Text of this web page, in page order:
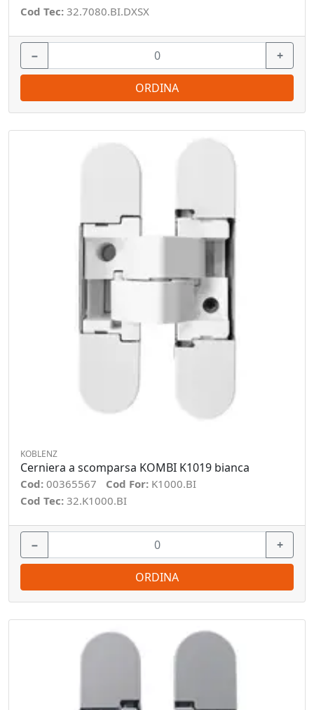
Cod Tec: 32.7080.BI.DXSX
− +
ORDINA
KOBLENZ
Cerniera a scomparsa KOMBI K1019 bianca
Cod: 00365567 Cod For: K1000.BI
Cod Tec: 32.K1000.BI
− +
ORDINA